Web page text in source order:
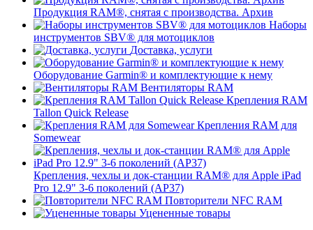
Продукция RAM®, снятая с производства. Архив
Наборы
инструментов SBV® для мотоциклов
Доставка, услуги
Оборудование Garmin® и комплектующие к нему
Вентиляторы RAM
Крепления RAM
Tallon Quick Release
Крепления RAM для
Somewear
Крепления, чехлы и док-станции RAM® для Apple iPad
Pro 12.9" 3-6 поколений (AP37)
Повторители NFC RAM
Уцененные товары